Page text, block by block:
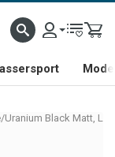
Uranium Black Matt, L